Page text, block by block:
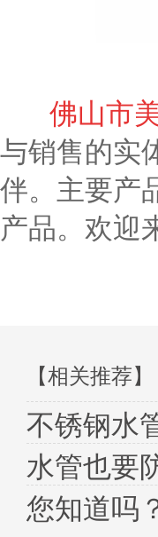
佛山市
与销售的实
伴。主要产
产品。欢迎
【相关推荐】
不锈钢水
水管也要
您知道吗